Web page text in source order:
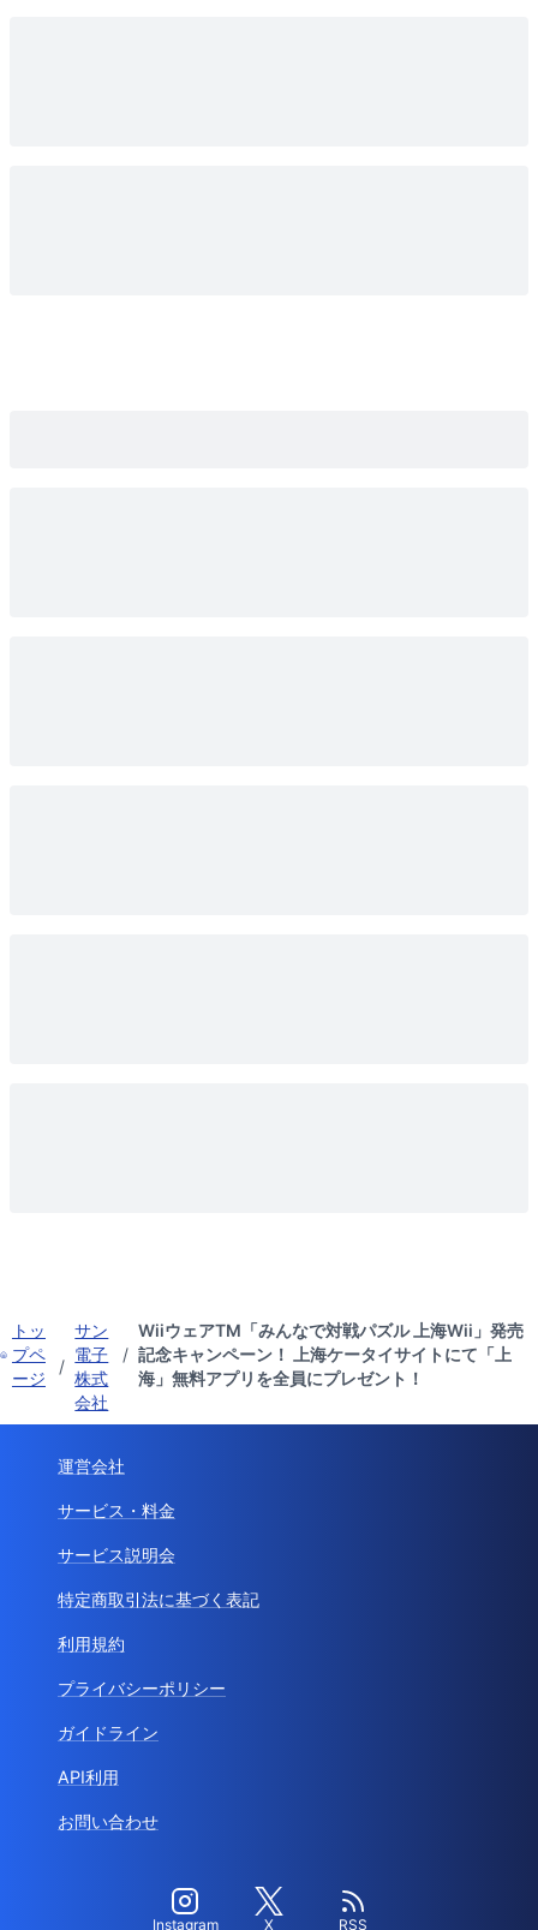
トッ
プペ
ージ
/
サン
電子
株式
会社
/
WiiウェアTM「みんなで対戦パズル 上海Wii」発売
記念キャンペーン！ 上海ケータイサイトにて「上
海」無料アプリを全員にプレゼント！
運営会社
サービス・料金
サービス説明会
特定商取引法に基づく表記
利用規約
プライバシーポリシー
ガイドライン
API利用
お問い合わせ
Instagram X RSS